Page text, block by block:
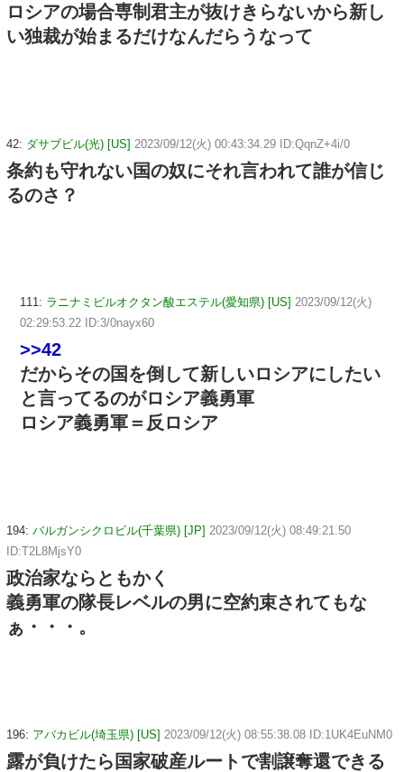
ロシアの場合専制君主が抜けきらないから新し
い独裁が始まるだけなんだらうなって
42: ダサブビル(光) [US] 2023/09/12(火) 00:43:34.29 ID:QqnZ+4i/0
条約も守れない国の奴にそれ言われて誰が信じ
るのさ？
111: ラニナミビルオクタン酸エステル(愛知県) [US] 2023/09/12(火)
02:29:53.22 ID:3/0nayx60
>>42
だからその国を倒して新しいロシアにしたい
と言ってるのがロシア義勇軍
ロシア義勇軍＝反ロシア
194: バルガンシクロビル(千葉県) [JP] 2023/09/12(火) 08:49:21.50
ID:T2L8MjsY0
政治家ならともかく
義勇軍の隊長レベルの男に空約束されてもな
ぁ・・・。
196: アバカビル(埼玉県) [US] 2023/09/12(火) 08:55:38.08 ID:1UK4EuNM0
露が負けたら国家破産ルートで割譲奪還できる